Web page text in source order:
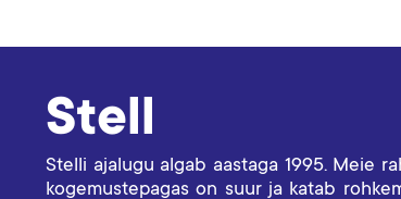
Stell
Stelli ajalugu algab aastaga 1995. Meie
kogemustepagas on suur ja katab